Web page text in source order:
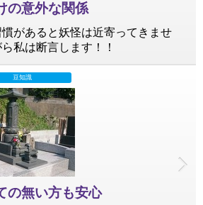
の意外な関係
があると妖怪は近寄ってきませ
私は断言します！！
豆知識
の無い方も安心